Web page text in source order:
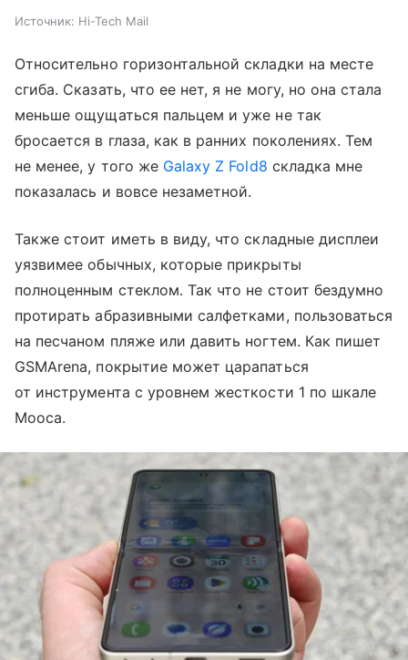
Источник: Hi-Tech Mail
Относительно горизонтальной складки на месте
сгиба. Сказать, что ее нет, я не могу, но она стала
меньше ощущаться пальцем и уже не так
бросается в глаза, как в ранних поколениях. Тем
не менее, у того же Galaxy Z Fold8 складка мне
показалась и вовсе незаметной.
Также стоит иметь в виду, что складные дисплеи
уязвимее обычных, которые прикрыты
полноценным стеклом. Так что не стоит бездумно
протирать абразивными салфетками, пользоваться
на песчаном пляже или давить ногтем. Как пишет
GSMArena, покрытие может царапаться
от инструмента с уровнем жесткости 1 по шкале
Мооса.